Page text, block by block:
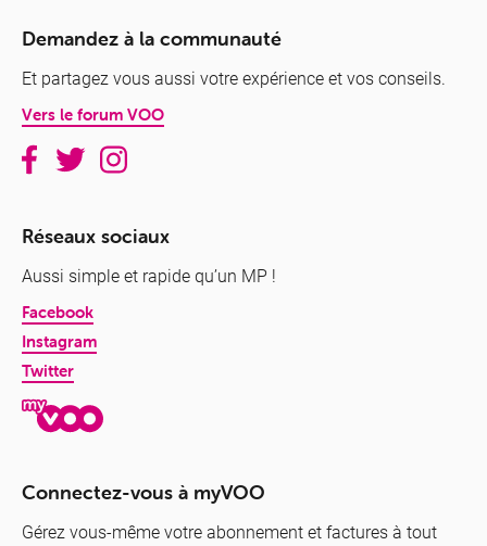
Demandez à la communauté
Et partagez vous aussi votre expérience et vos conseils.
Vers le forum VOO
Réseaux sociaux
Aussi simple et rapide qu’un MP !
Facebook
Instagram
Twitter
Connectez-vous à myVOO
Gérez vous-même votre abonnement et factures à tout